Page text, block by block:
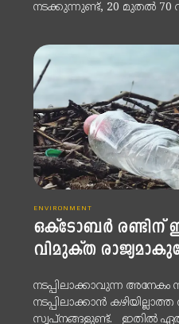
നടക്കുന്നുണ്ട്, 20 മുതല്‍ 70
ENVIRONMENT
ഒക്ടോബര്‍ രണ്ടിന്
വിമുക്ത
നടപ്പിലാക്കാവുന്ന അനേകം
നടപ്പിലാക്കാന്‍
സ്വപ്‌നങ്ങളുണ്ട്. ഇതില്‍